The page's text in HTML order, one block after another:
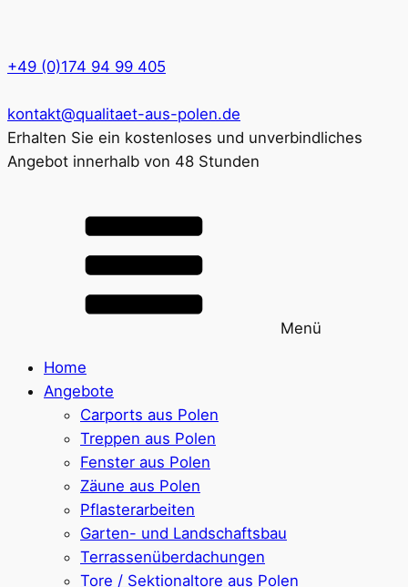
+49 (0)174 94 99 405
kontakt@qualitaet-aus-polen.de
Erhalten Sie ein kostenloses und unverbindliches
Angebot innerhalb von 48 Stunden
Menü
Home
Angebote
Carports aus Polen
Treppen aus Polen
Fenster aus Polen
Zäune aus Polen
Pflasterarbeiten
Garten- und Landschaftsbau
Terrassenüberdachungen
Tore / Sektionaltore aus Polen